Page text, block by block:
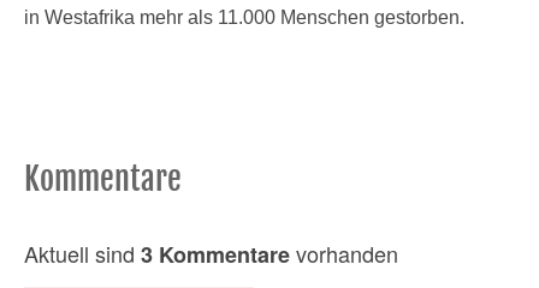
in Westafrika mehr als 11.000 Menschen gestorben.
Kommentare
Aktuell sind 3 Kommentarevorhanden